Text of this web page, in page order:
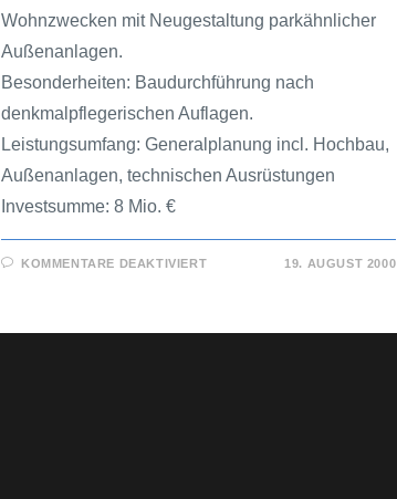
Wohnzwecken mit Neugestaltung parkähnlicher
Außenanlagen.
Besonderheiten: Baudurchführung nach
denkmalpflegerischen Auflagen.
Leistungsumfang: Generalplanung incl. Hochbau,
Außenanlagen, technischen Ausrüstungen
Investsumme: 8 Mio. €
KOMMENTARE DEAKTIVIERT 19. AUGUST 2000